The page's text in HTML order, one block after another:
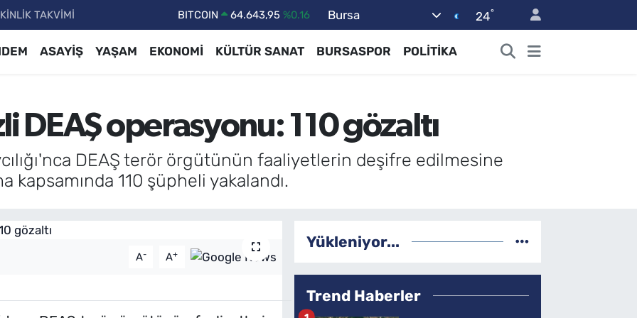
TAKVİMİ DOLAR 47,6704 %0
BİST100
13.799 %70
BITCOIN
Bursa 24°
ASAYİŞ YAŞAM EKONOMİ KÜLTÜR SANAT BURSASPOR POLİTİKA
DEAŞ operasyonu: 110 gözaltı
DEAŞ terör örgütünün faaliyetlerin deşifre edilmesine
110 şüpheli yakalandı.
A- A+
Yükleniyor...
Trend Haberler